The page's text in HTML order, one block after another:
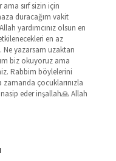
sırf sizin için
duracağım vakit
yardımcınız olsun en
en az
Ne yazarsam uzaktan
biz okuyoruz ama
Rabbim böylelerini
zamanda çocuklarınızla
eder inşallah🙏 Allah